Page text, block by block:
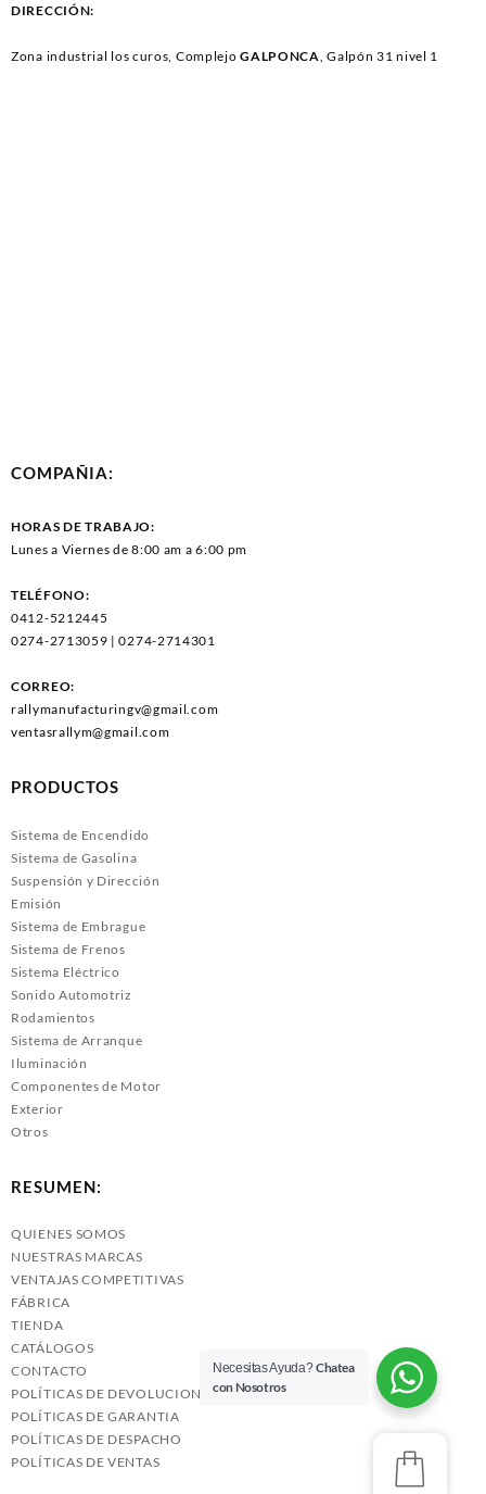
DIRECCIÓN:
Zona industrial los curos, ComplejoGALPONCA , Galpón 31 nivel 1
COMPAÑIA:
HORAS DE TRABAJO:
Lunes a Viernes de 8:00 am a 6:00 pm
TELÉFONO:
0412-5212445
0274-2713059 | 0274-2714301
CORREO:
rallymanufacturingv@gmail.com
ventasrallym@gmail.com
PRODUCTOS
Sistema de Encendido
Sistema de Gasolina
Suspensión y Dirección
Emisión
Sistema de Embrague
Sistema de Frenos
Sistema Eléctrico
Sonido Automotriz
Rodamientos
Sistema de Arranque
Iluminación
Componentes de Motor
Exterior
Otros
RESUMEN:
QUIENES SOMOS
NUESTRAS MARCAS
VENTAJAS COMPETITIVAS
FÁBRICA
TIENDA
CATÁLOGOS
CONTACTO
POLÍTICAS DE DEVOLUCIONES
POLÍTICAS DE GARANTIA
POLÍTICAS DE DESPACHO
POLÍTICAS DE VENTAS
Necesitas Ayuda?Chatea
con Nosotros